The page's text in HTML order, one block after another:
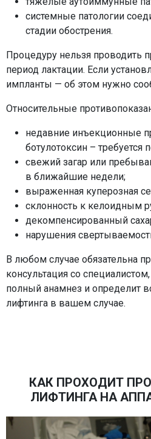
системные патологии
стадии обострения.
Процедуру нельзя проводить
период лактации. Если
импланты — об этом нужно
Относительные
недавние инъекционные
ботулотоксин –
свежий загар или
в ближайшие недели;
выраженная куперозная
склонность к келоидным
декомпенсированный
нарушения
В любом случае обязательна
консультация со
полный анамнез и определит
лифтинга в вашем случае.
КАК ПРОХОДИТ
ЛИФТИНГА НА